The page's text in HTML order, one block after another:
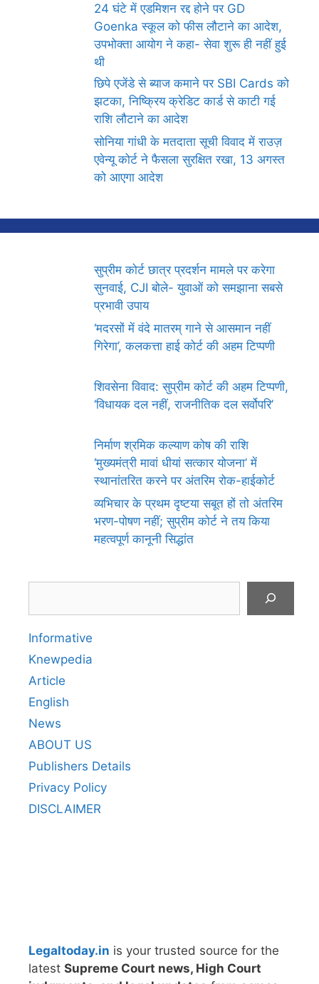
24 घंटे में एडमिशन रद्द होने पर GD
Goenka स्कूल को फीस लौटाने का आदेश,
उपभोक्ता आयोग ने कहा- सेवा शुरू ही नहीं हुई
थी
छिपे एजेंडे से ब्याज कमाने पर SBI Cards को
झटका, निष्क्रिय क्रेडिट कार्ड से काटी गई
राशि लौटाने का आदेश
सोनिया गांधी के मतदाता सूची विवाद में राउज़
एवेन्यू कोर्ट ने फैसला सुरक्षित रखा, 13 अगस्त
को आएगा आदेश
सुप्रीम कोर्ट छात्र प्रदर्शन मामले पर करेगा
सुनवाई, CJI बोले- युवाओं को समझाना सबसे
प्रभावी उपाय
‘मदरसों में वंदे मातरम् गाने से आसमान नहीं
गिरेगा’, कलकत्ता हाई कोर्ट की अहम टिप्पणी
शिवसेना विवाद: सुप्रीम कोर्ट की अहम टिप्पणी,
‘विधायक दल नहीं, राजनीतिक दल सर्वोपरि’
निर्माण श्रमिक कल्याण कोष की राशि
‘मुख्यमंत्री मावां धीयां सत्कार योजना’ में
स्थानांतरित करने पर अंतरिम रोक-हाईकोर्ट
व्यभिचार के प्रथम दृष्टया सबूत हों तो अंतरिम
भरण-पोषण नहीं; सुप्रीम कोर्ट ने तय किया
महत्वपूर्ण कानूनी सिद्धांत
Informative
Knewpedia
Article
English
News
ABOUT US
Publishers Details
Privacy Policy
DISCLAIMER
Legaltoday.in is your trusted source for the
latest Supreme Court news, High Court